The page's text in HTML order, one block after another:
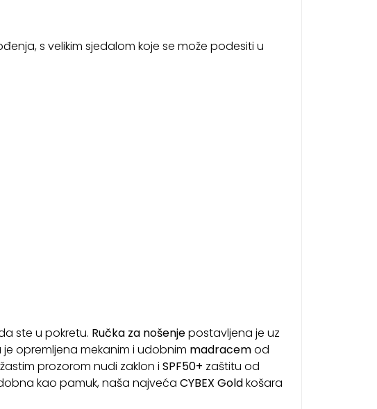
s velikim sjedalom koje se može podesiti u
ste u pokretu. Ručka za nošenjepostavljena je uz
je opremljena mekanim i udobnim madracemod
prozorom nudi zaklon i SPF50+ zaštitu od
kao pamuk, naša najveća CYBEX Goldkošara